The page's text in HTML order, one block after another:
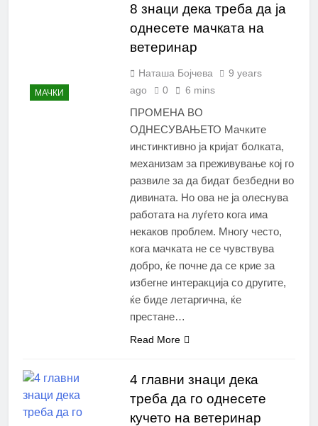
МАЧКИ
8 знаци дека треба да ја
однесете мачката на
ветеринар
Наташа Бојчева
9 years
ago
0 6 mins
ПРОМЕНА ВО
ОДНЕСУВАЊЕТО Мачките
инстинктивно ја кријат болката,
механизам за преживување кој го
развиле за да бидат безбедни во
дивината. Но ова не ja олеснува
работата на луѓето кога има
некаков проблем. Многу често,
кога мачката не се чувствува
добро, ќе почне да се крие за
избегне интеракција со другите,
ќе биде летаргична, ќе
престане…
Read More
4 главни знаци дека
треба да го однесете
кучето на ветеринар